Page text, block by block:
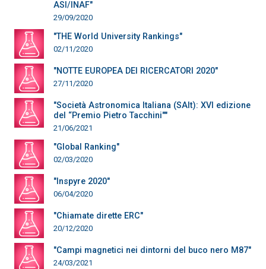
ASI/INAF"
29/09/2020
"THE World University Rankings"
02/11/2020
"NOTTE EUROPEA DEI RICERCATORI 2020"
27/11/2020
"Società Astronomica Italiana (SAIt): XVI edizione
del “Premio Pietro Tacchini""
21/06/2021
"Global Ranking"
02/03/2020
"Inspyre 2020"
06/04/2020
"Chiamate dirette ERC"
20/12/2020
"Campi magnetici nei dintorni del buco nero M87"
24/03/2021